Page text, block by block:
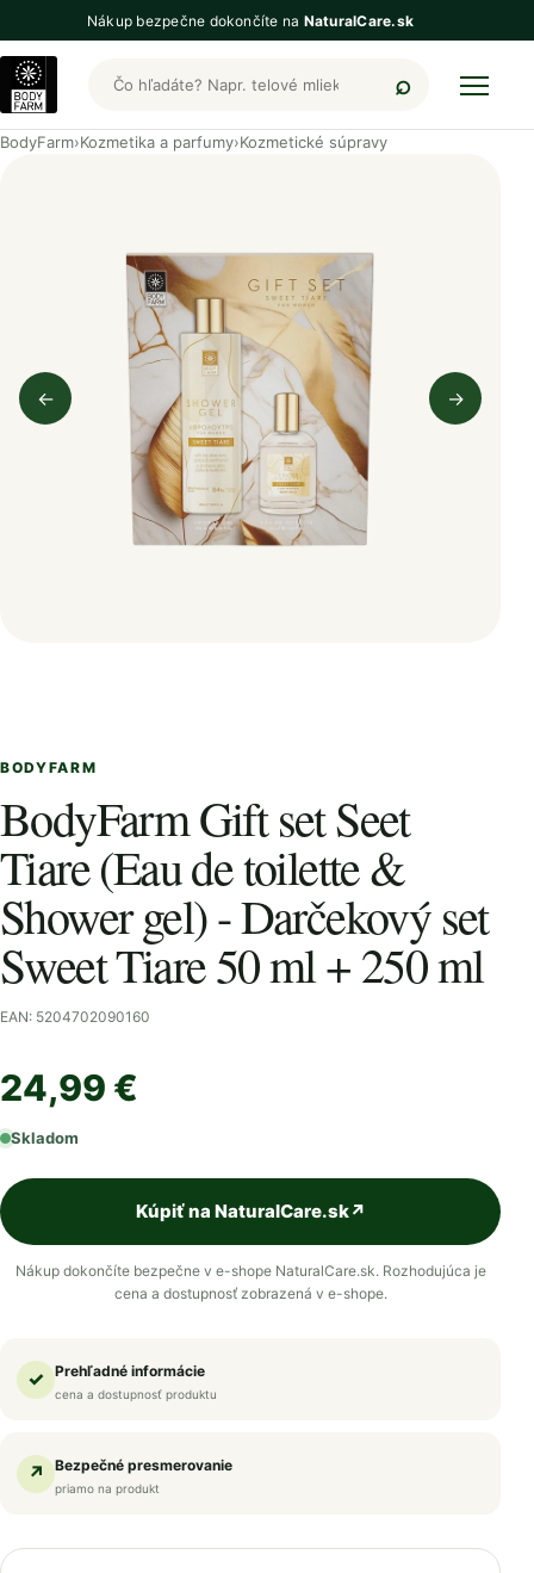
Nákup bezpečne dokončíte na NaturalCare.sk
Hľadať produkty BodyFarm
BodyFarm›Kozmetika a parfumy›Kozmetické súpravy
←
Predchádzajúci obrázok
→
BODYFARM
BodyFarm Gift set Seet
Tiare (Eau de toilette &
Shower gel) - Darčekový set
Sweet Tiare 50 ml + 250 ml
EAN: 5204702090160
24,99 €
Skladom
Kúpiť na NaturalCare.sk↗
Nákup dokončíte bezpečne v e-shope NaturalCare.sk. Rozhodujúca je
cena a dostupnosť zobrazená v e-shope.
✓ Prehľadné informácie
cena a dostupnosť produktu
↗ Bezpečné presmerovanie
priamo na produkt